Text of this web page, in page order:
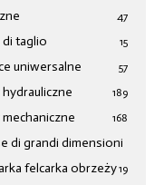
47
di taglio 15
uniwersalne 57
hydrauliczne 189
mechaniczne 168
di grandi dimensioni
19
felcarka obrzeży